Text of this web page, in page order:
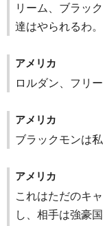
リーム、ブラッ
達はやられるわ。
アメリカ
ロルダン、フリ
アメリカ
ブラックモンは
アメリカ
これはただのキ
し、相手は強豪国